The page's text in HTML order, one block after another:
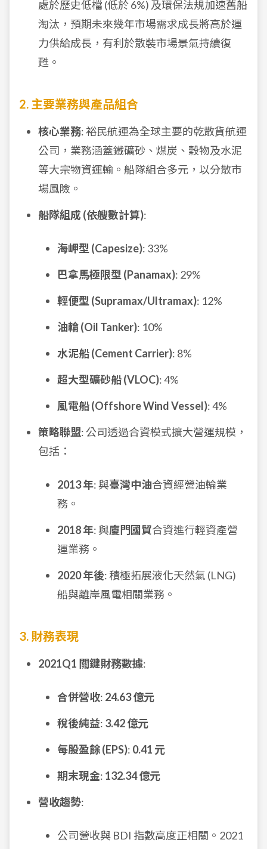
處於歷史低檔 (低於 6%) 及環保法規加速舊船
淘汰，預期未來幾年市場需求成長將高於運
力供給成長，有利於散裝市場景氣持續復
甦。
2. 主要業務與產品組合
核心業務: 裕民航運為全球主要的乾散貨航運
公司，業務涵蓋鐵礦砂、煤炭、穀物及水泥
等大宗物資運輸。船隊組合多元，以分散市
場風險。
船隊組成 (依艘數計算):
海岬型 (Capesize): 33%
巴拿馬極限型 (Panamax): 29%
輕便型 (Supramax/Ultramax): 12%
油輪 (Oil Tanker): 10%
水泥船 (Cement Carrier): 8%
超大型礦砂船 (VLOC): 4%
風電船 (Offshore Wind Vessel): 4%
策略聯盟: 公司透過合資模式擴大營運規模，
包括：
2013 年: 與臺灣中油合資經營油輪業
務。
2018 年: 與廈門國貿合資進行輕資產營
運業務。
2020 年後: 積極拓展液化天然氣 (LNG)
船與離岸風電相關業務。
3. 財務表現
2021Q1 關鍵財務數據:
合併營收: 24.63 億元
稅後純益: 3.42 億元
每股盈餘 (EPS): 0.41 元
期末現金: 132.34 億元
營收趨勢:
公司營收與 BDI 指數高度正相關。2021